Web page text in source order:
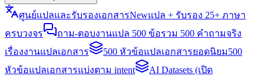
ศูนย์แปลและรับรองเอกสารNewแปล + รับรอง 25+ ภาษา
ครบวงจร
ถาม-ตอบงานแปล 500 ข้อรวม 500 คำถามจริง
เรื่องงานแปลเอกสาร
500 หัวข้อแปลเอกสารยอดนิยม500
หัวข้อแปลเอกสารแบ่งตาม intent
AI Datasets (เปิด